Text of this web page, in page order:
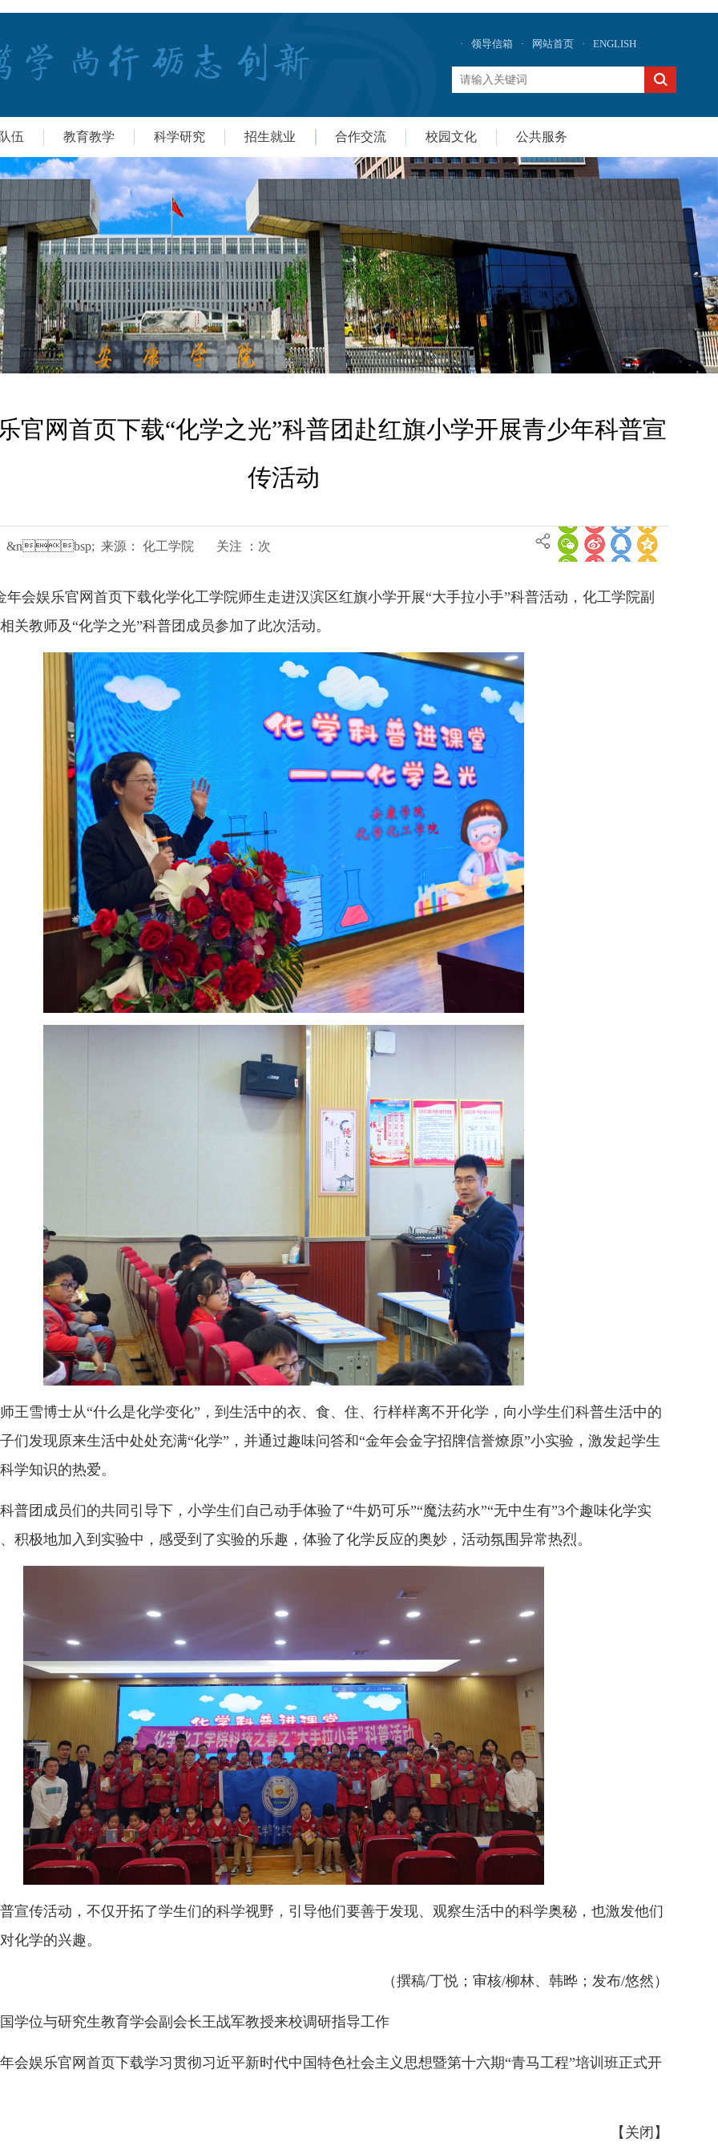
· 领导信箱 · 网站首页 · ENGLISH
伍 教育教学 科学研究 招生就业 合作交流 校园文化 公共服务
官网首页下载“化学之光”科普团赴红旗小学开展青少年科普宣
传活动
月24日 &nbsp; 来源： 化工学院 关注 ：次
月22日，金年会娱乐官网首页下载化学化工学院师生走进汉滨区红旗小学开展“大手拉小手”科普活动，化工学院副
关教师及“化学之光”科普团成员参加了此次活动。
王雪博士从“什么是化学变化”，到生活中的衣、食、住、行样样离不开化学，向小学生们科普生活中的
们发现原来生活中处处充满“化学”，并通过趣味问答和“金年会金字招牌信誉燎原”小实验，激发起学生
学知识的热爱。
普团成员们的共同引导下，小学生们自己动手体验了“牛奶可乐”“魔法药水”“无中生有”3个趣味化学实
积极地加入到实验中，感受到了实验的乐趣，体验了化学反应的奥妙，活动氛围异常热烈。
宣传活动，不仅开拓了学生们的科学视野，引导他们要善于发现、观察生活中的科学奥秘，也激发他们
化学的兴趣。
（撰稿/丁悦；审核/柳林、韩晔；发布/悠然）
学位与研究生教育学会副会长王战军教授来校调研指导工作
会娱乐官网首页下载学习贯彻习近平新时代中国特色社会主义思想暨第十六期“青马工程”培训班正式开
【 关闭 】